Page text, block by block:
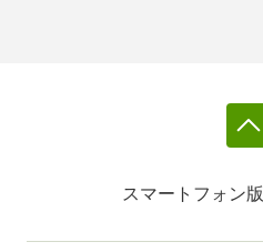
スマートフォン版